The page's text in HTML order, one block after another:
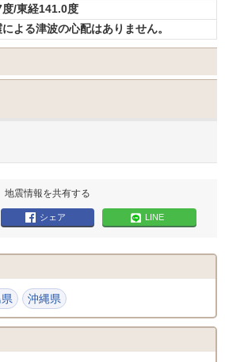
/東経141.0度
よる津波の心配はありません。
地震情報を共有する
シェア LINE
沖縄県